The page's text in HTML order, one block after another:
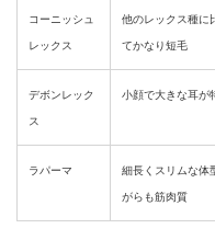
コーニッシュ
レックス
他のレックス種に
てかなり短毛
デボンレック
ス
小顔で大きな耳が
ラパーマ
細長くスリムな体
がらも筋肉質